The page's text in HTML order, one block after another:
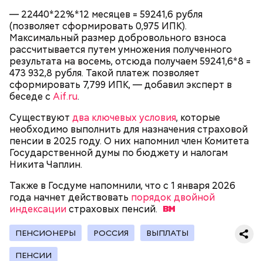
— 22440*22%*12 месяцев = 59241,6 рубля
(позволяет сформировать 0,975 ИПК).
Максимальный размер добровольного взноса
рассчитывается путем умножения полученного
результата на восемь, отсюда получаем 59241,6*8 =
473 932,8 рубля. Такой платеж позволяет
сформировать 7,799 ИПК, — добавил эксперт в
беседе с Aif.ru.
Существуют два ключевых условия, которые
необходимо выполнить для назначения страховой
пенсии в 2025 году. О них напомнил член Комитета
Государственной думы по бюджету и налогам
Никита Чаплин.
Также в Госдуме напомнили, что с 1 января 2026
года начнет действовать порядок двойной
индексациистраховых пенсий.
ПЕНСИОНЕРЫ РОССИЯ ВЫПЛАТЫ
ПЕНСИИ
Если человек где-то получил на руки фальшивую
банкноту, компенсировать убытки ему не будут,
предупредил Беляев.
Заранее составьте личный топ по уровню трат, а
также запишите крупные покупки, которые вы
планируете совершить в этом году. Тогда при
появлении нужной категории вы ее не пропустите
и сэкономите больше.
Сервисы лояльности